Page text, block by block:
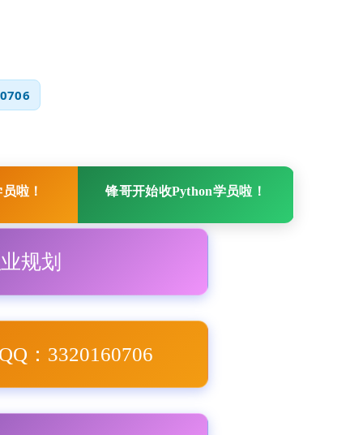
啦！ 锋哥开始收Python学员啦！
规划
：3320160706